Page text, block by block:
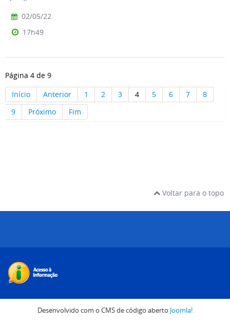
02/05/22
17h49
Página 4 de 9
Início
Anterior 1 2 3 4 5 6 7
8
9
Próximo Fim
Voltar para o topo
Desenvolvido com o CMS de código aberto Joomla!